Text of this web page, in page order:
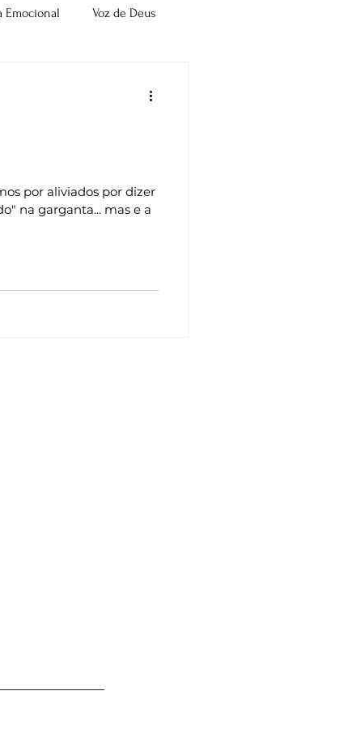
Emocional Voz de Deus
por aliviados por dizer
na garganta... mas e a